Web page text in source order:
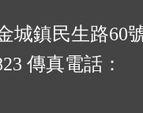
城鎮民生路60
傳真電話：